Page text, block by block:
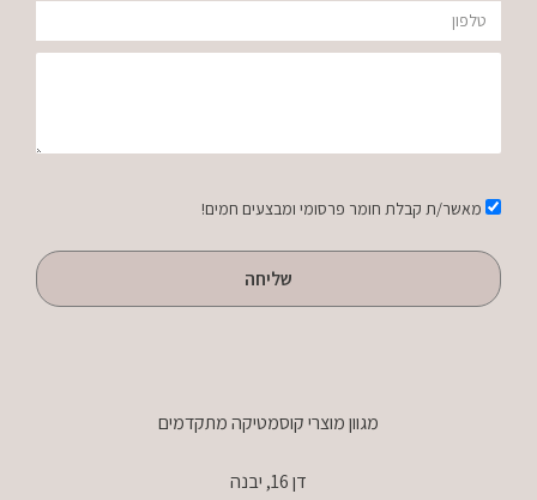
טלפון
אישורמאשר/ת קבלת חומר פרסומי ומבצעים חמים!
שליחה
מגוון מוצרי קוסמטיקה מתקדמים
דן 16, יבנה